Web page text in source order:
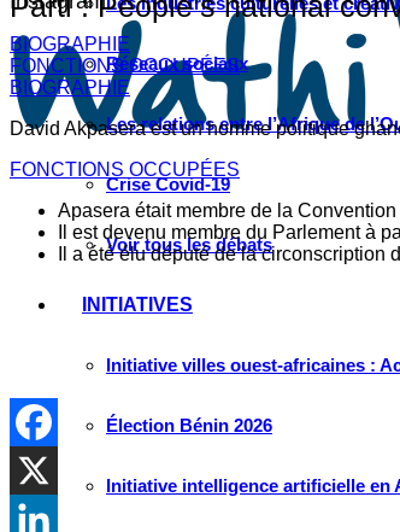
Réseaux sociaux
Les relations entre l’Afrique de
Crise Covid-19
Voir tous les débats
INITIATIVES
Initiative villes ouest-africaines :
Élection Bénin 2026
Initiative intelligence artificielle en
BIOGRAPHIE
FONCTIONS OCCUPÉES
BIOGRAPHIE
David Akpasera est un homme politique
FONCTIONS OCCUPÉES
Apasera était membre de la
Il est devenu membre du Parlement à
Il a été élu député de la